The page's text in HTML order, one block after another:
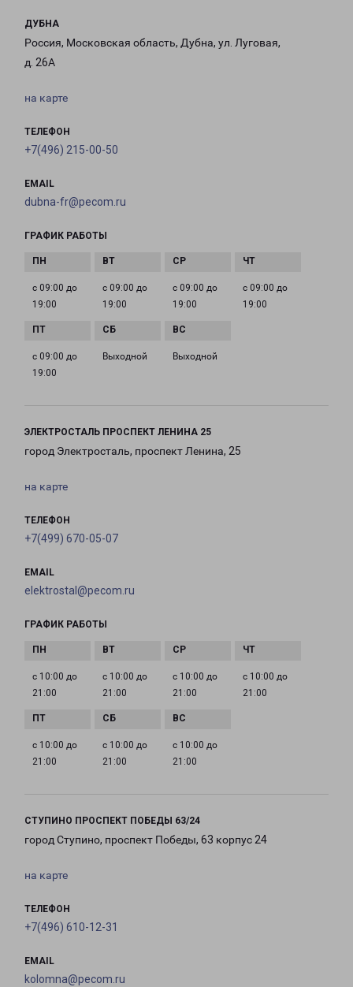
ДУБНА
Россия, Московская область, Дубна, ул. Луговая,
д. 26А
на карте
ТЕЛЕФОН
+7(496) 215-00-50
EMAIL
dubna-fr@pecom.ru
ГРАФИК РАБОТЫ
с 09:00 до
19:00
с 09:00 до
19:00
с 09:00 до
19:00
с 09:00 до
19:00
с 09:00 до
19:00
Выходной Выходной
ЭЛЕКТРОСТАЛЬ ПРОСПЕКТ ЛЕНИНА 25
город Электросталь, проспект Ленина, 25
на карте
ТЕЛЕФОН
+7(499) 670-05-07
EMAIL
elektrostal@pecom.ru
ГРАФИК РАБОТЫ
с 10:00 до
21:00
с 10:00 до
21:00
с 10:00 до
21:00
с 10:00 до
21:00
с 10:00 до
21:00
с 10:00 до
21:00
с 10:00 до
21:00
СТУПИНО ПРОСПЕКТ ПОБЕДЫ 63/24
город Ступино, проспект Победы, 63 корпус 24
на карте
ТЕЛЕФОН
+7(496) 610-12-31
EMAIL
kolomna@pecom.ru